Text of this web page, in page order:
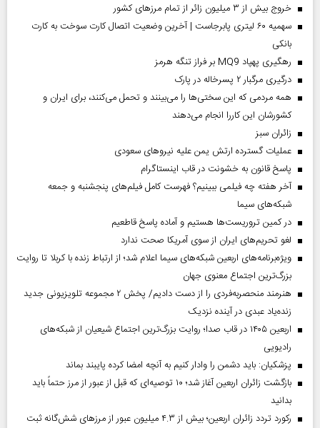
خروج بیش از ۳ میلیون زائر از تمام مرز‌های کشور
سهمیه ۶۰ لیتری پابرجاست | آخرین وضعیت اتصال کارت سوخت به کارت
بانکی
رهگیری پهپاد MQ9 بر فراز تنگه هرمز
درگیری مرگبار ۲ پسرخاله در پارک
همه مردمی که این سختی‌ها را می‌بینند و تحمل می‌کنند، برای ایران و
کشورشان این کاررا انجام می‌دهند
‌زائران سبز
عملیات گسترده ارتش یمن علیه نیروهای سعودی
پاسخ قانون به خشونت در قاب اینستاگرام
آخر هفته چه فیلمی ببینیم؟ فهرست کامل فیلم‌های پنجشنبه و جمعه
شبکه‌های سیما
در کمین تروریست‌ها هستیم و آماده پاسخ قاطعیم
لغو تحریم‌های ایران از سوی آمریکا صحت ندارد
ویژه‌برنامه‌های اربعین شبکه‌های سیما اعلام شد؛ از ارتباط زنده با کربلا تا روایت
بزرگ‌ترین اجتماع معنوی جهان
هنرمند منحصر‌به‌فردی را از دست دادیم/ پخش ۲ مجموعه تلویزیونی جدید
زنده‌یاد عبدی در آینده نزدیک
اربعین ۱۴۰۵ در قاب صدا؛ روایت بزرگ‌ترین اجتماع شیعیان از شبکه‌های
رادیویی
پزشکیان: باید دشمن را وادار کنیم به آنچه امضا کرده پایبند بماند
بازگشت زائران اربعین آغاز شد؛ ۱۰ توصیه‌ای که قبل از عبور از مرز حتماً باید
بدانید
رکورد تردد زائران اربعین؛ بیش از ۴.۳ میلیون عبور از مرزهای شش‌گانه ثبت